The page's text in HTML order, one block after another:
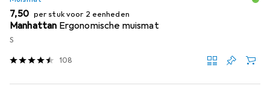
EUR
7,50 per stuk voor 2 eenheden
Manhattan Ergonomische muismat
S
108